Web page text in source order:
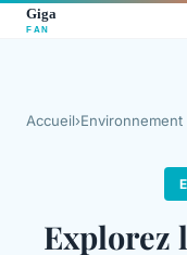
Accueil›Environnement
Explorez